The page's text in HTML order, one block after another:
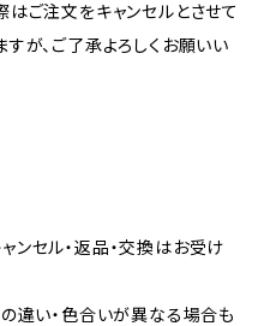
はご注文をキャンセルとさせて
が、ご了承よろしくお願いい
ンセル・返品・交換はお受け
違い・色合いが異なる場合も